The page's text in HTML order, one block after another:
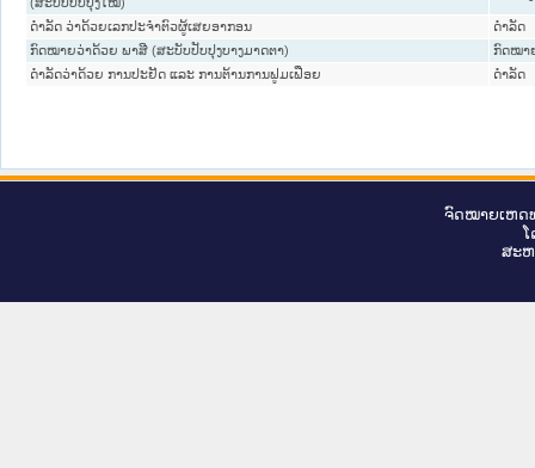
ດຳລັດ ວ່າດ້ວຍເລກປະຈຳຕົວຜູ້ເສຍອາກອນ
ດໍາລັດ
ກົດໝາຍວ່າດ້ວຍ ພາສີ (ສະບັບປັບປຸງບາງມາດຕາ)
ກົດໝາ
ດໍາລັດວ່າດ້ວຍ ການປະຢັດ ແລະ ການຕ້ານການຟູມເຟືອຍ
ດໍາລັດ
ຈົດ​ໝາຍ​ເຫດ​
ສະ​ຫ